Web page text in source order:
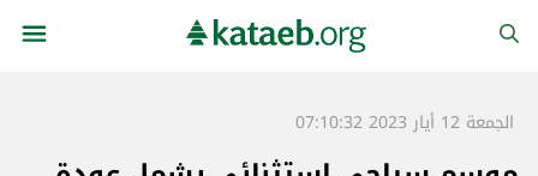
الجمعة 12 أيار 2023 07:10:32